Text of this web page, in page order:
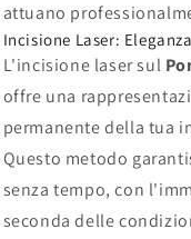
attuano
Incisione Laser:
L'incisione laser sul
offre una
permanente della tua
Questo metodo
senza tempo, con
seconda delle